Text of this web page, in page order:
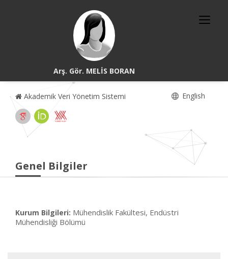
Arş. Gör. MELİS BORAN
Akademik Veri Yönetim Sistemi English
Genel Bilgiler
Kurum Bilgileri: Mühendislik Fakültesi, Endüstri
Mühendisliği Bölümü